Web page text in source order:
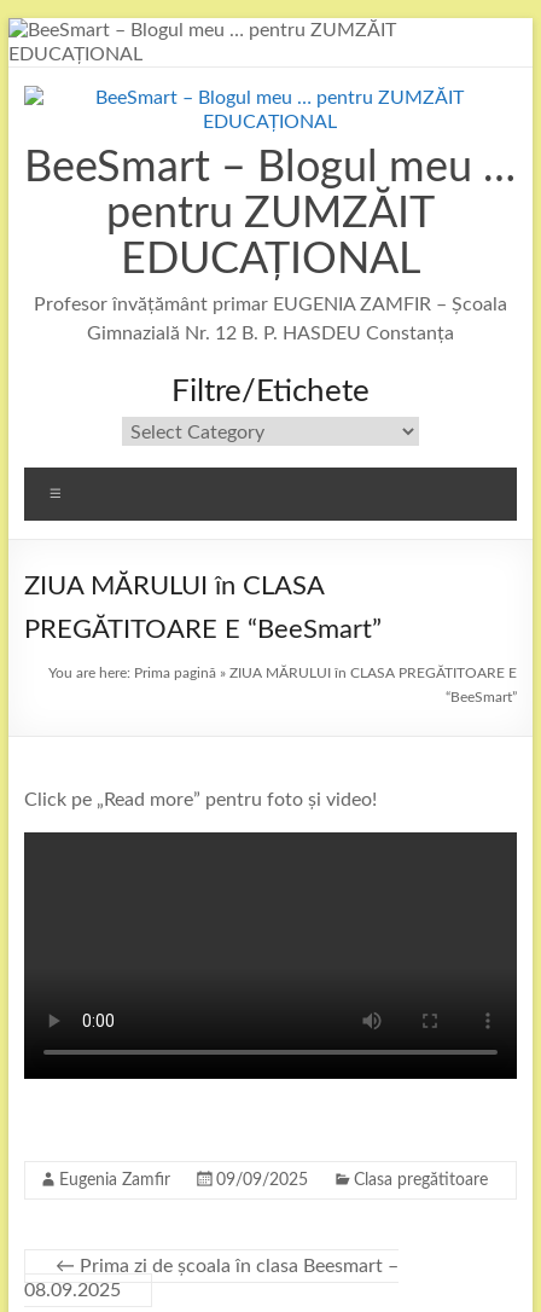
Skip
to
BeeSmart – Blogul meu …
pentru ZUMZĂIT
EDUCAȚIONAL
Profesor învățământ primar EUGENIA ZAMFIR – Școala
Gimnazială Nr. 12 B. P. HASDEU Constanța
Filtre/Etichete
Filtre/Etichete
ZIUA MĂRULUI în CLASA
PREGĂTITOARE E “BeeSmart”
You are here: Prima pagină »ZIUA MĂRULUI în CLASA PREGĂTITOARE E
“BeeSmart”
Click pe „Read more” pentru foto și video!
Eugenia Zamfir 09/09/2025 Clasa pregătitoare
← Prima zi de școala în clasa Beesmart –
08.09.2025